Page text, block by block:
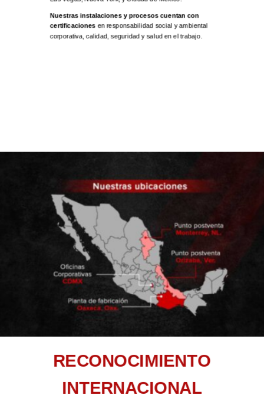
Nuestras instalaciones y procesos cuentan con
certificaciones en responsabilidad social y ambiental
corporativa, calidad, seguridad y salud en el trabajo.
RECONOCIMIENTO
INTERNACIONAL